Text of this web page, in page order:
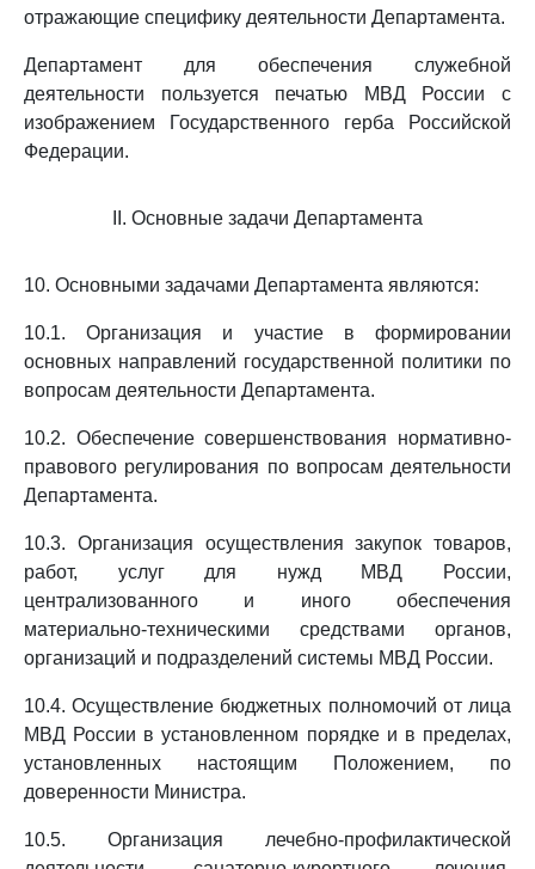
отражающие специфику деятельности Департамента.
Департамент для обеспечения служебной
деятельности пользуется печатью МВД России с
изображением Государственного герба Российской
Федерации.
II. Основные задачи Департамента
10. Основными задачами Департамента являются:
10.1. Организация и участие в формировании
основных направлений государственной политики по
вопросам деятельности Департамента.
10.2. Обеспечение совершенствования нормативно-
правового регулирования по вопросам деятельности
Департамента.
10.3. Организация осуществления закупок товаров,
работ, услуг для нужд МВД России,
централизованного и иного обеспечения
материально-техническими средствами органов,
организаций и подразделений системы МВД России.
10.4. Осуществление бюджетных полномочий от лица
МВД России в установленном порядке и в пределах,
установленных настоящим Положением, по
доверенности Министра.
10.5. Организация лечебно-профилактической